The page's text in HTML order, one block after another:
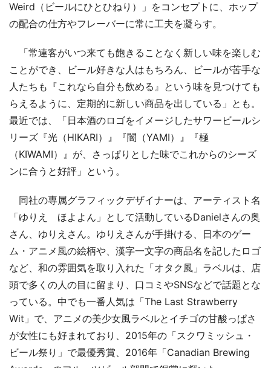
Weird（ビールにひとひねり）」をコンセプトに、ホップ
の配合の仕方やフレーバーに常に工夫を凝らす。
「常連客がいつ来ても飽きることなく新しい味を楽しむ
ことができ、ビール好きな人はもちろん、ビールが苦手な
人たちも『これなら自分も飲める』という味を見つけても
らえるように、定期的に新しい商品を出している」とも。
最近では、「日本酒のロゴをイメージしたサワービールシ
リーズ『光（HIKARI）』『闇（YAMI）』『極
（KIWAMI）』が、さっぱりとした味でこれからのシーズ
ンに合うと好評」という。
同社の専属グラフィックデザイナーは、アーティスト名
「ゆりえ ほよよん」として活動しているDanielさんの奥
さん、ゆりえさん。ゆりえさんが手掛ける、日本のゲー
ム・アニメ風の絵柄や、漢字一文字の商品名を記したロゴ
など、和の雰囲気を取り入れた「オタク風」ラベルは、店
頭で多くの人の目に留まり、口コミやSNSなどで話題とな
っている。中でも一番人気は「The Last Strawberry
Wit」で、アニメの美少女風ラベルとイチゴの甘酸っぱさ
が女性にも好まれており、2015年の「スクワミッシュ・
ビール祭り」で最優秀賞、2016年「Canadian Brewing